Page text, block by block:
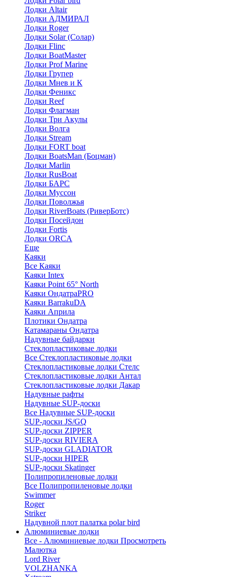
Лодки Altair
Лодки АДМИРАЛ
Лодки Roger
Лодки Solar (Солар)
Лодки Flinc
Лодки BoatMaster
Лодки Prof Marine
Лодки Групер
Лодки Мнев и К
Лодки Феникс
Лодки Reef
Лодки Флагман
Лодки Три Акулы
Лодки Волга
Лодки Stream
Лодки FORT boat
Лодки BoatsMan (Боцман)
Лодки Marlin
Лодки RusBoat
Лодки БАРС
Лодки Муссон
Лодки Поволжья
Лодки RiverBoats (РиверБотс)
Лодки Посейдон
Лодки Fortis
Лодки ORCA
Еще
Каяки
Все Каяки
Каяки Intex
Каяки Point 65° North
Каяки ОндатраPRO
Каяки BarrakuDA
Каяки Априла
Плотики Ондатра
Катамараны Ондатра
Надувные байдарки
Стеклопластиковые лодки
Все Стеклопластиковые лодки
Стеклопластиковые лодки Стелс
Стеклопластиковые лодки Антал
Стеклопластиковые лодки Дакар
Надувные рафты
Надувные SUP-доски
Все Надувные SUP-доски
SUP-доски JS/GQ
SUP-доски ZIPPER
SUP-доски RIVIERA
SUP-доски GLADIATOR
SUP-доски HIPER
SUP-доски Skatinger
Полипропиленовые лодки
Все Полипропиленовые лодки
Swimmer
Roger
Striker
Надувной плот палатка polar bird
Алюминиевые лодки
Все - Алюминиевые лодки Просмотреть
Малютка
Lord River
VOLZHANKA